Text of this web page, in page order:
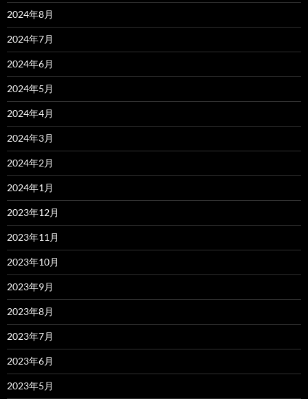
2024年8月
2024年7月
2024年6月
2024年5月
2024年4月
2024年3月
2024年2月
2024年1月
2023年12月
2023年11月
2023年10月
2023年9月
2023年8月
2023年7月
2023年6月
2023年5月